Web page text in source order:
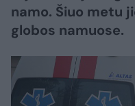
namo. Šiuo metu
globos namuose.